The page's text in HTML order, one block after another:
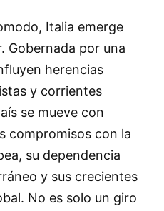
Italia emerge
Gobernada por una
herencias
y corrientes
se mueve con
compromisos con la
su dependencia
y sus crecientes
No es solo un giro